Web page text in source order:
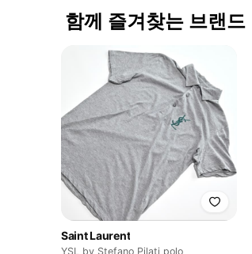
함께 즐겨찾는 브랜드
Saint Laurent
YSL by Stefano Pilati polo